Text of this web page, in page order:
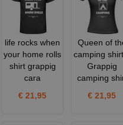
life rocks when
your home rolls
shirt grappig
cara
€ 21,95
Queen of
camping
Grappig
camping
€ 21,95